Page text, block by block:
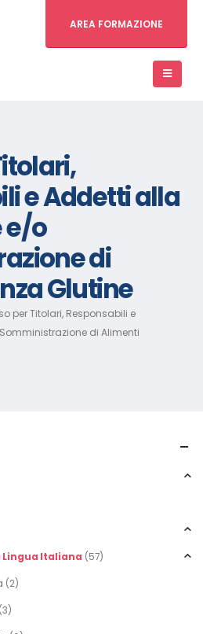
AREA FORMAZIONE
e Addetti alla
e/o
di
Glutine
per Titolari, Responsabili e
di Alimenti
Lingua Italiana (57)
(2)
(3)